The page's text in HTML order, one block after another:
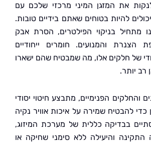
המיני מרכזי שלכם עם
בטוחים שאתם בידיים טובות.
בניקוי הפילטרים, הסרת אבק
והמנועים. חומרים ייחודיים
אלו, מה שמבטיח שהם ישארו
הפנימיים, מתבצע חיטוי יסודי
שמירה על איכות אוויר נקיה
כללית של מערכת המיזוג,
ללא סימני שחיקה או